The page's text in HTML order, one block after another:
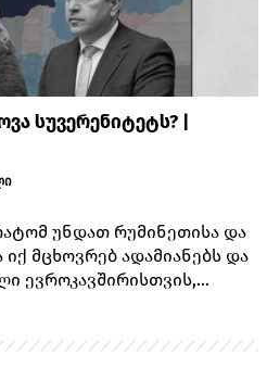
სუვერენიტეტს? |
უნდათ რუმინეთისა და
მცხოვრებ ადამიანებს და
ევროკავშირისთვის,